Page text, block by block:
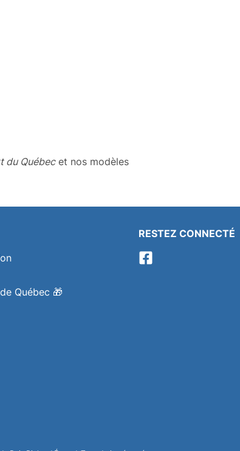
du Québecet nos modèles
Québec 🎁
RESTEZ CONNECTÉ